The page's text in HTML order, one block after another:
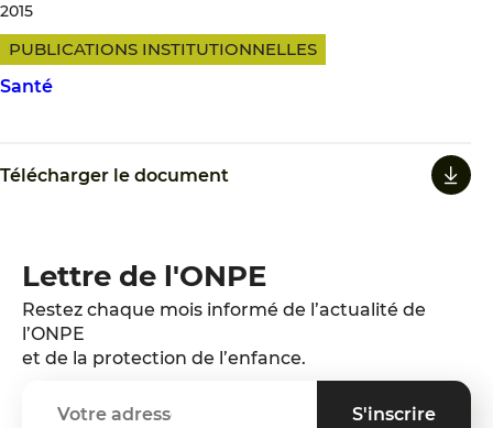
2015
PUBLICATIONS INSTITUTIONNELLES
Santé
Télécharger le document
Lettre de l'ONPE
Restez chaque mois informé de l’actualité de
l’ONPE
et de la protection de l’enfance.